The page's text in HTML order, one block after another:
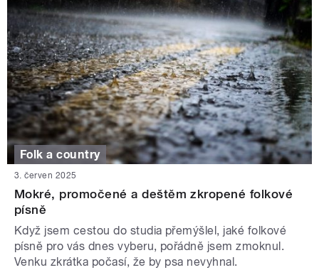
Folk a country
3. červen 2025
Mokré, promočené a deštěm zkropené folkové
písně
Když jsem cestou do studia přemýšlel, jaké folkové
písně pro vás dnes vyberu, pořádně jsem zmoknul.
Venku zkrátka počasí, že by psa nevyhnal.